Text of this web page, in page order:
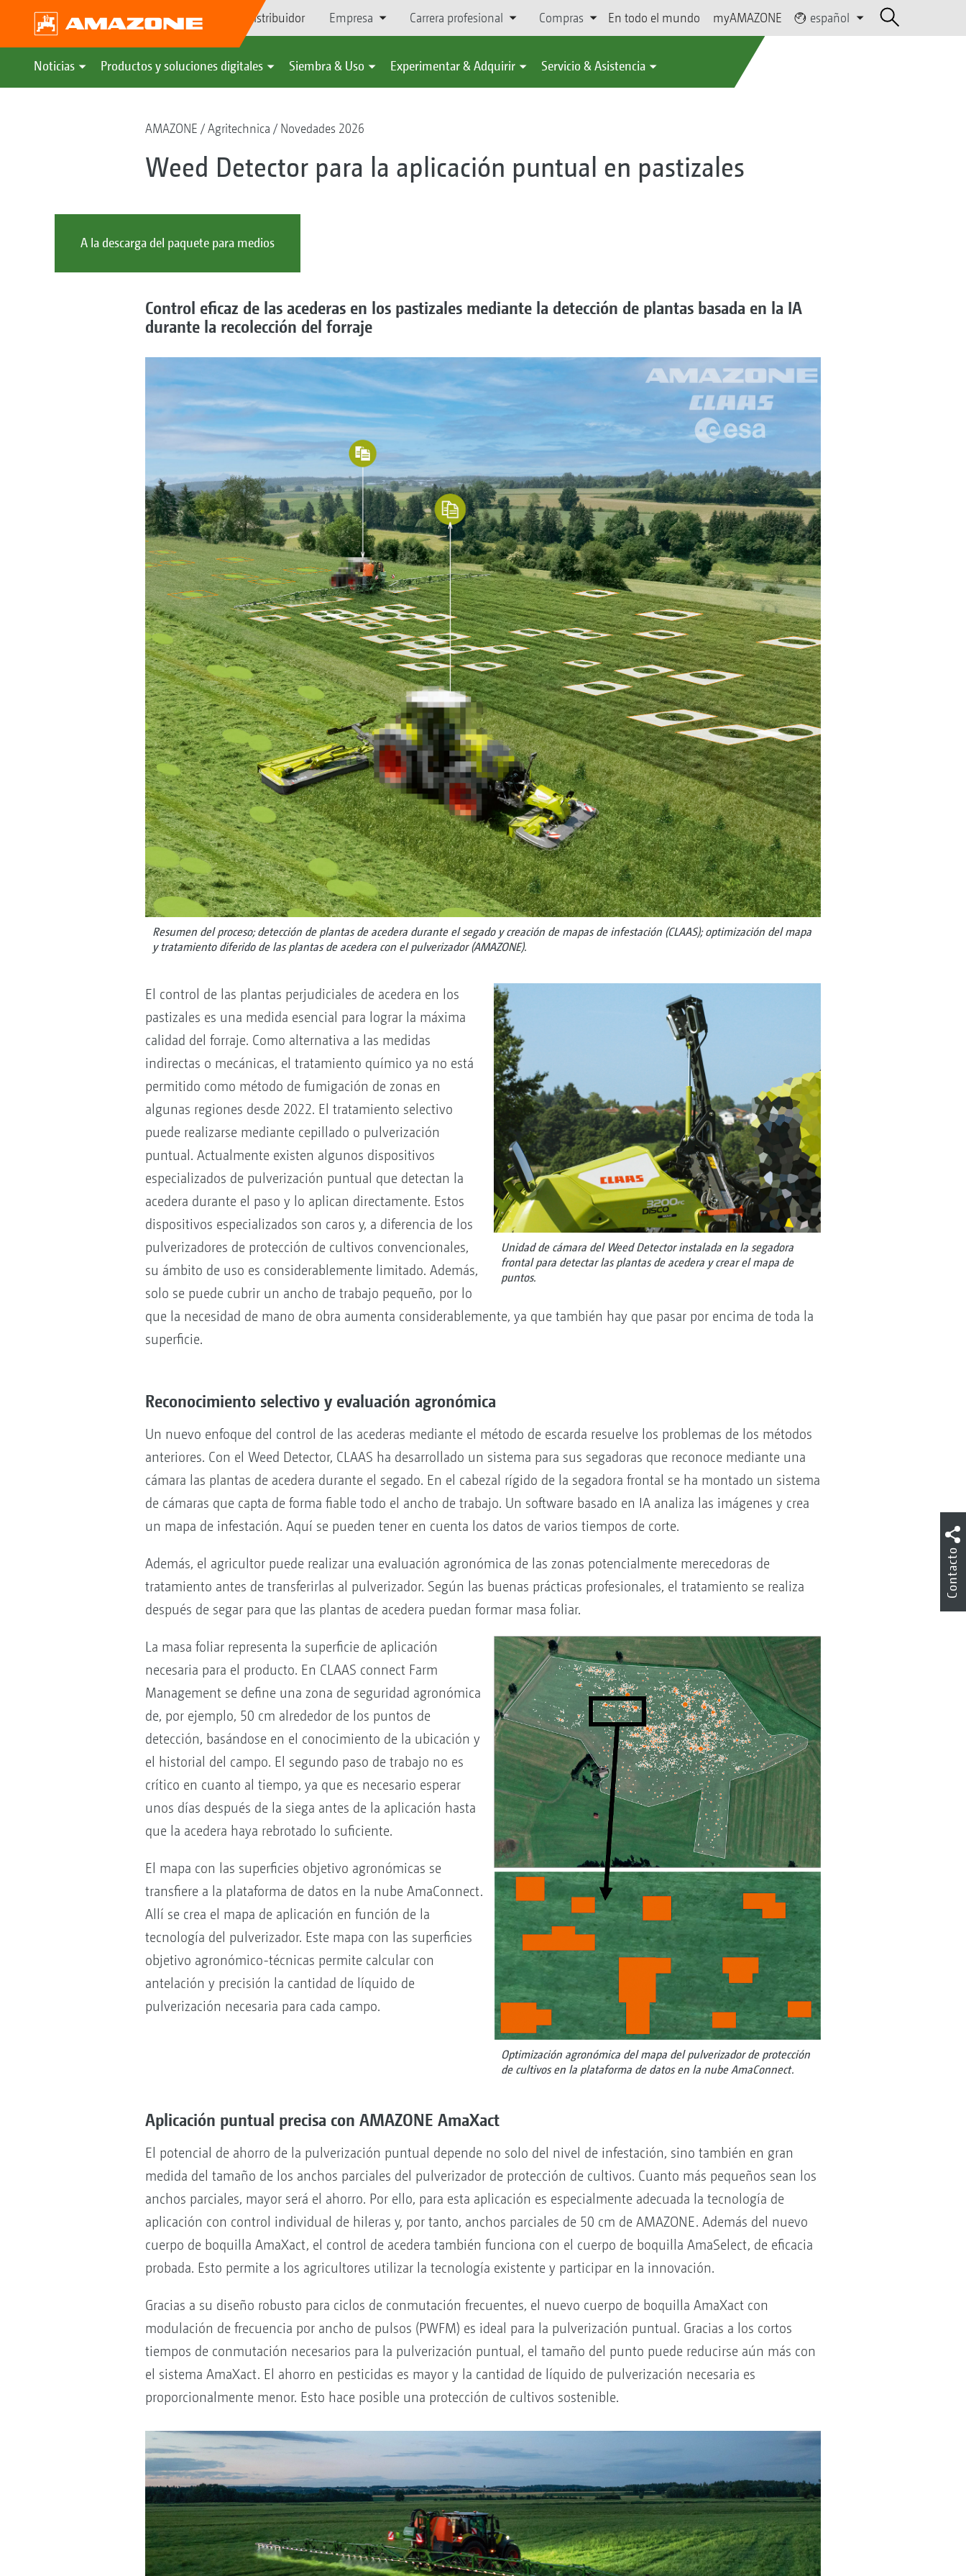
Búsqueda de distribuidor Empresa Carrera profesional Compras En todo el mundo myAMAZONE español
Noticias Productos y soluciones digitales Siembra & Uso Experimentar & Adquirir Servicio & Asistencia
AMAZONE Agritechnica Novedades 2026
Weed Detector para la aplicación puntual en pastizales
A la descarga del paquete para medios
Control eficaz de las acederas en los pastizales mediante la detección de plantas basada en la IA
durante la recolección del forraje
Resumen del proceso; detección de plantas de acedera durante el segado y creación de mapas de infestación (CLAAS); optimización del mapa
y tratamiento diferido de las plantas de acedera con el pulverizador (AMAZONE).
Unidad de cámara del Weed Detector instalada en la segadora
frontal para detectar las plantas de acedera y crear el mapa de
puntos.
El control de las plantas perjudiciales de acedera en los
pastizales es una medida esencial para lograr la máxima
calidad del forraje. Como alternativa a las medidas
indirectas o mecánicas, el tratamiento químico ya no está
permitido como método de fumigación de zonas en
algunas regiones desde 2022. El tratamiento selectivo
puede realizarse mediante cepillado o pulverización
puntual. Actualmente existen algunos dispositivos
especializados de pulverización puntual que detectan la
acedera durante el paso y lo aplican directamente. Estos
dispositivos especializados son caros y, a diferencia de los
pulverizadores de protección de cultivos convencionales,
su ámbito de uso es considerablemente limitado. Además,
solo se puede cubrir un ancho de trabajo pequeño, por lo
que la necesidad de mano de obra aumenta considerablemente, ya que también hay que pasar por encima de toda la
superficie.
Reconocimiento selectivo y evaluación agronómica
Un nuevo enfoque del control de las acederas mediante el método de escarda resuelve los problemas de los métodos
anteriores. Con el Weed Detector, CLAAS ha desarrollado un sistema para sus segadoras que reconoce mediante una
cámara las plantas de acedera durante el segado. En el cabezal rígido de la segadora frontal se ha montado un sistema
de cámaras que capta de forma fiable todo el ancho de trabajo. Un software basado en IA analiza las imágenes y crea
un mapa de infestación. Aquí se pueden tener en cuenta los datos de varios tiempos de corte.
Además, el agricultor puede realizar una evaluación agronómica de las zonas potencialmente merecedoras de
tratamiento antes de transferirlas al pulverizador. Según las buenas prácticas profesionales, el tratamiento se realiza
después de segar para que las plantas de acedera puedan formar masa foliar.
Optimización agronómica del mapa del pulverizador de protección
de cultivos en la plataforma de datos en la nube AmaConnect.
La masa foliar representa la superficie de aplicación
necesaria para el producto. En CLAAS connect Farm
Management se define una zona de seguridad agronómica
de, por ejemplo, 50 cm alrededor de los puntos de
detección, basándose en el conocimiento de la ubicación y
el historial del campo. El segundo paso de trabajo no es
crítico en cuanto al tiempo, ya que es necesario esperar
unos días después de la siega antes de la aplicación hasta
que la acedera haya rebrotado lo suficiente.
El mapa con las superficies objetivo agronómicas se
transfiere a la plataforma de datos en la nube AmaConnect.
Allí se crea el mapa de aplicación en función de la
tecnología del pulverizador. Este mapa con las superficies
objetivo agronómico-técnicas permite calcular con
antelación y precisión la cantidad de líquido de
pulverización necesaria para cada campo.
Aplicación puntual precisa con AMAZONE AmaXact
El potencial de ahorro de la pulverización puntual depende no solo del nivel de infestación, sino también en gran
medida del tamaño de los anchos parciales del pulverizador de protección de cultivos. Cuanto más pequeños sean los
anchos parciales, mayor será el ahorro. Por ello, para esta aplicación es especialmente adecuada la tecnología de
aplicación con control individual de hileras y, por tanto, anchos parciales de 50 cm de AMAZONE. Además del nuevo
cuerpo de boquilla AmaXact, el control de acedera también funciona con el cuerpo de boquilla AmaSelect, de eficacia
probada. Esto permite a los agricultores utilizar la tecnología existente y participar en la innovación.
Gracias a su diseño robusto para ciclos de conmutación frecuentes, el nuevo cuerpo de boquilla AmaXact con
modulación de frecuencia por ancho de pulsos (PWFM) es ideal para la pulverización puntual. Gracias a los cortos
tiempos de conmutación necesarios para la pulverización puntual, el tamaño del punto puede reducirse aún más con
el sistema AmaXact. El ahorro en pesticidas es mayor y la cantidad de líquido de pulverización necesaria es
proporcionalmente menor. Esto hace posible una protección de cultivos sostenible.
Contacto